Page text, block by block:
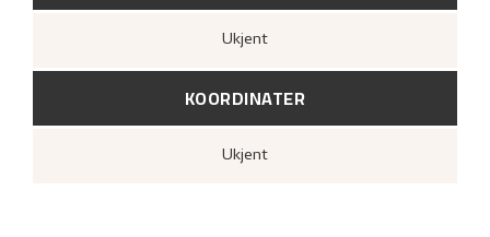
Ukjent
KOORDINATER
Ukjent